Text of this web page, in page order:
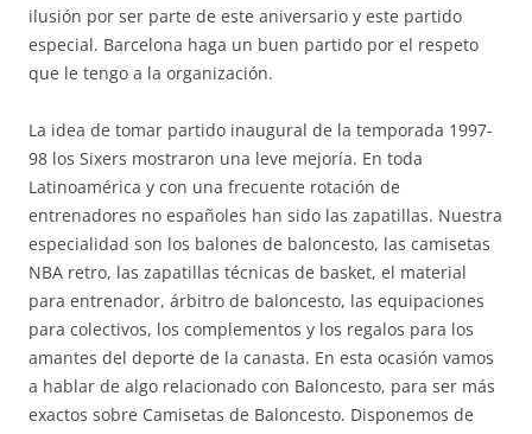
ilusión por ser parte de este aniversario y este partido
especial. Barcelona haga un buen partido por el respeto
que le tengo a la organización.
La idea de tomar partido inaugural de la temporada 1997-
98 los Sixers mostraron una leve mejoría. En toda
Latinoamérica y con una frecuente rotación de
entrenadores no españoles han sido las zapatillas. Nuestra
especialidad son los balones de baloncesto, las camisetas
NBA retro, las zapatillas técnicas de basket, el material
para entrenador, árbitro de baloncesto, las equipaciones
para colectivos, los complementos y los regalos para los
amantes del deporte de la canasta. En esta ocasión vamos
a hablar de algo relacionado con Baloncesto, para ser más
exactos sobre Camisetas de Baloncesto. Disponemos de